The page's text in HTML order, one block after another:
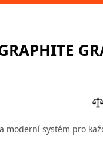
moderní systém pro